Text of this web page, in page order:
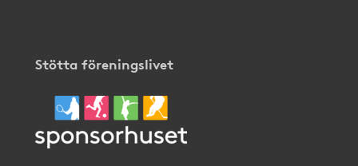
Stötta föreningslivet